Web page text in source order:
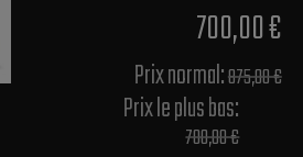
700,00 €
Prix normal​:875,00 €
Prix le plus bas:
700,00 €